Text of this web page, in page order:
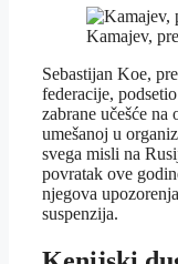
Kamajev,
Sebastijan Koe,
federacije,
zabrane učešće
umešanoj u
svega misli na
povratak ove
njegova
suspenzija.